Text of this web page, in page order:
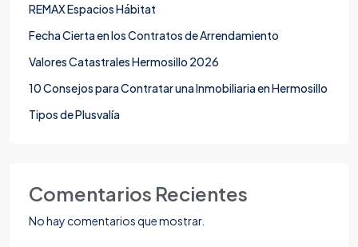
REMAX Espacios Hábitat
Fecha Cierta en los Contratos de Arrendamiento
Valores Catastrales Hermosillo 2026
10 Consejos para Contratar una Inmobiliaria en Hermosillo
Tipos de Plusvalía
Comentarios Recientes
No hay comentarios que mostrar.